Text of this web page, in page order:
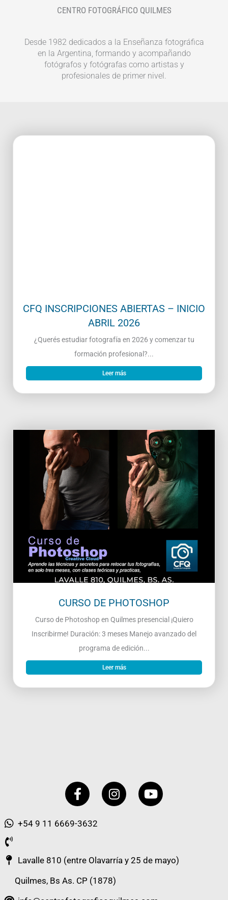
CENTRO FOTOGRÁFICO QUILMES
Desde 1982 dedicados a la Enseñanza fotográfica
en la Argentina, formando y acompañando
fotógrafos y fotógrafas como artistas y
profesionales de primer nivel.
CFQ INSCRIPCIONES ABIERTAS – INICIO
ABRIL 2026
¿Querés estudiar fotografía en 2026 y comenzar tu
formación profesional?...
Leer más
CURSO DE PHOTOSHOP
Curso de Photoshop en Quilmes presencial ¡Quiero
Inscribirme! Duración: 3 meses Manejo avanzado del
programa de edición...
Leer más
Facebook-
f
InstagramYoutube
+54 9 11 6669-3632
Lavalle 810 (entre Olavarría y 25 de mayo)
Quilmes, Bs As. CP (1878)